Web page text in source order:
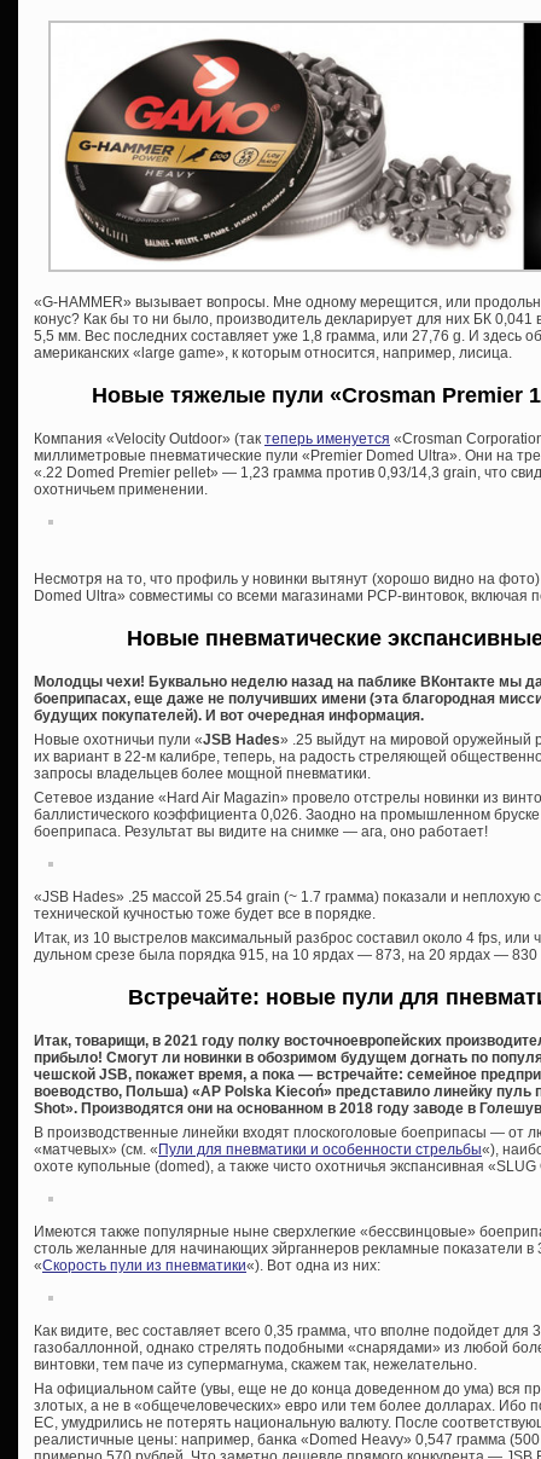
«G-HAMMER» вызывает вопросы. Мне одному мерещится, или
конус? Как бы то ни было, производитель декларирует для них БК
5,5 мм. Вес последних составляет уже 1,8 грамма, или 27,76 g. И здесь
американских «large game», к которым относится, например, лисица.
Новые тяжелые пули «Crosman Premier
Компания «Velocity Outdoor» (так теперь именуется «Crosman
миллиметровые пневматические пули «Premier Domed Ultra». Они на
«.22 Domed Premier pellet» — 1,23 грамма против 0,93/14,3 grain, что
охотничьем применении.
Несмотря на то, что профиль у новинки вытянут (хорошо видно на
Domed Ultra» совместимы со всеми магазинами PCP-винтовок,
Новые пневматические
Молодцы чехи! Буквально неделю назад на паблике ВКонтакте мы
боеприпасах, еще даже не получивших имени (эта благородная
будущих покупателей). И вот очередная информация.
Новые охотничьи пули «JSB Hades» .25 выйдут на мировой оружейный
их вариант в 22-м калибре, теперь, на радость стреляющей
запросы владельцев более мощной пневматики.
Сетевое издание «Hard Air Magazin» провело отстрелы новинки из
баллистического коэффициента 0,026. Заодно на промышленном
боеприпаса. Результат вы видите на снимке — ага, оно работает!
«JSB Hades» .25 массой 25.54 grain (~ 1.7 грамма) показали и неплохую
технической кучностью тоже будет все в порядке.
Итак, из 10 выстрелов максимальный разброс составил около 4 fps, или
дульном срезе была порядка 915, на 10 ярдах — 873, на 20 ярдах —
Встречайте: новые пули для
Итак, товарищи, в 2021 году полку восточноевропейских
прибыло! Смогут ли новинки в обозримом будущем догнать по
чешской JSB, покажет время, а пока — встречайте: семейное
воеводство, Польша) «AP Polska Kiecoń» представило линейку пуль
Shot». Производятся они на основанном в 2018 году заводе в
В производственные линейки входят плоскоголовые боеприпасы — от
«матчевых» (см. «Пули для пневматики и особенности стрельбы«),
охоте купольные (domed), а также чисто охотничья экспансивная
Имеются также популярные ныне сверхлегкие «бессвинцовые»
столь желанные для начинающих эйрганнеров рекламные показатели в
«Скорость пули из пневматики«). Вот одна из них:
Как видите, вес составляет всего 0,35 грамма, что вполне подойдет
газобаллонной, однако стрелять подобными «снарядами» из любой
винтовки, тем паче из супермагнума, скажем так, нежелательно.
На официальном сайте (увы, еще не до конца доведенном до ума) вся
злотых, а не в «общечеловеческих» евро или тем более долларах. Ибо
ЕС, умудрились не потерять национальную валюту. После
реалистичные цены: например, банка «Domed Heavy» 0,547 грамма